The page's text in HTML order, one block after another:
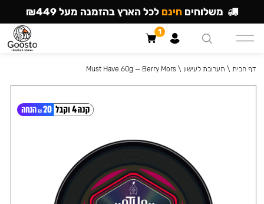
דף הבית \ תערובת לעישון \
Must Have 60g — Berry Mors
משלוחים חינם לכל הארץ בהזמנה מעל ₪449
1